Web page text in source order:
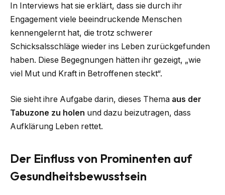
In Interviews hat sie erklärt, dass sie durch ihr
Engagement viele beeindruckende Menschen
kennengelernt hat, die trotz schwerer
Schicksalsschläge wieder ins Leben zurückgefunden
haben. Diese Begegnungen hätten ihr gezeigt, „wie
viel Mut und Kraft in Betroffenen steckt“.
Sie sieht ihre Aufgabe darin, dieses Thema aus der
Tabuzone zu holen und dazu beizutragen, dass
Aufklärung Leben rettet.
Der Einfluss von Prominenten auf
Gesundheitsbewusstsein